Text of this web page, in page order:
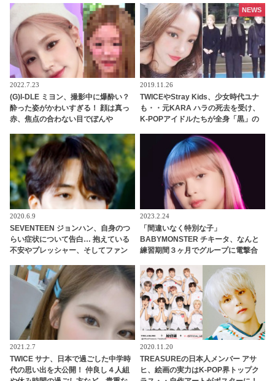
セプトのトリコになるファン続々
ス！ AWAではリアルタイム急上昇ラ
ンキング１位から27位までを独
占・・ 日本での熱い人気を証明
2022.7.23
(G)I-DLE ミヨン、撮影中に爆酔い？
酔った姿がかわいすぎる！ 顔は真っ
赤、焦点の合わない目でぼんや
2019.11.26
TWICEやStray Kids、少女時代ユナ
も・・元KARA ハラの死去を受け、
K-POPアイドルたちが全身「黒」の
NEWS
2020.6.9
SEVENTEEN ジョンハン、自身のつ
らい症状について告白… 抱えている
不安やプレッシャー、そしてファン
ンが語った素直な思いにファン涙
2023.2.24
「間違いなく特別な子」
BABYMONSTER チキータ、なんと
練習期間３ヶ月でグループに電撃合
鼓判！ 圧巻の才能でYGエンタの重鎮
を唸らせる
2021.2.7
TWICE サナ、日本で過ごした中学時
代の思い出を大公開！ 仲良し４人組
2020.11.20
TREASUREの日本人メンバー アサ
ヒ、絵画の実力はK-POP界トップク